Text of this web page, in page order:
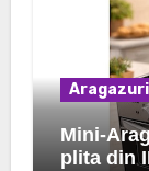
Aragazuri
Mini-
plita din